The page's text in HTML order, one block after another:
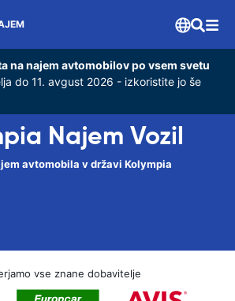
na najem avtomobilov po vsem svetu
do 11. avgust 2026 - izkoristite jo še
Najem Vozil
avtomobila v državi Kolympia
vse znane dobavitelje